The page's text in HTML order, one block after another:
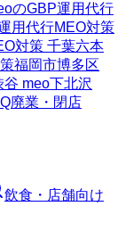
のGBP運用代行
用代行MEO対策
対策 千葉六本
福岡市博多区
谷 meo下北沢
廃業・閉店
飲食・店舗向け